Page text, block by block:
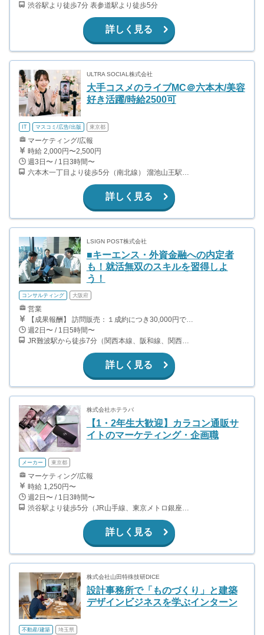
渋谷駅より徒歩7分 表参道駅より徒歩5分
詳しく見る
ULTRA SOCIAL株式会社
大手コスメのライブMC＠六本木/美容
好き活躍/時給2500可
IT マスコミ/広告/出版 東京都
マーケティング/広報
時給 2,000円〜2,500円
週3日〜 / 1日3時間〜
六本木一丁目より徒歩5分（南北線） 溜池山王駅より徒歩10分（銀座線） 六本木駅より徒歩12分（日比谷線）
詳しく見る
LSIGN POST株式会社
■キーエンス・外資金融への内定者
も！就活無双のスキルを習得しよ
う！
コンサルティング 大阪府
営業
【成果報酬】 訪問販売：１成約につき30,000円です。 例えば、光インターネットの成約であれば、平均的に2.5日で1件の契約が見込めます。（12,000円/1日6時間稼働） ＜月収例＞月に100万以上稼ぐ方もいます！ ・月5件成約：150,000円 ・月15件成約：450,000円 ・月30成約：900,000円➕マネジメントインセンティブ300,000円 合計1,200,000円 時給換算で2,000円程度が、平均的なインターン生の報酬となっています。
週2日〜 / 1日5時間〜
JR難波駅から徒歩7分（関西本線、阪和線、関西空港線） 大阪難波駅から徒歩13分（近鉄奈良線、阪神なんば線） 桜川駅から徒歩4分（大阪メトロ千日前線、阪神なんば線）
詳しく見る
株式会社ホテラバ
【1・2年生大歓迎】カラコン通販サ
イトのマーケティング・企画職
メーカー 東京都
マーケティング/広報
時給 1,250円〜
週2日〜 / 1日3時間〜
渋谷駅より徒歩5分（JR山手線、東京メトロ銀座・半蔵門・副都心線）
詳しく見る
株式会社山田特殊技研DICE
設計事務所で「ものづくり」と建築
デザインビジネスを学ぶインターン
不動産/建築 埼玉県